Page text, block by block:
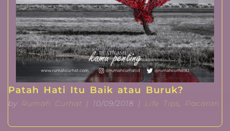
Patah Hati Itu Baik atau Buruk?
by Rumah Curhat | 10/09/2018 | Life Tips, Pacaran